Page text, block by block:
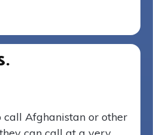
call Afghanistan or other